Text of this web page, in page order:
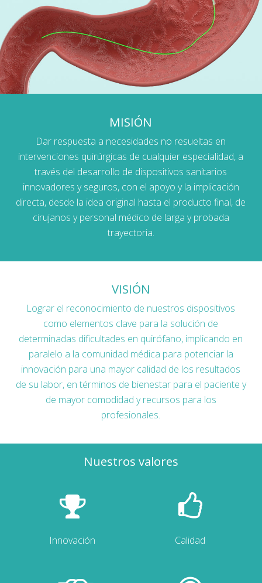
MISIÓN
Dar respuesta a necesidades no resueltas en
intervenciones quirúrgicas de cualquier especialidad, a
través del desarrollo de dispositivos sanitarios
innovadores y seguros, con el apoyo y la implicación
directa, desde la idea original hasta el producto final, de
cirujanos y personal médico de larga y probada
trayectoria.
VISIÓN
Lograr el reconocimiento de nuestros dispositivos
como elementos clave para la solución de
determinadas dificultades en quirófano, implicando en
paralelo a la comunidad médica para potenciar la
innovación para una mayor calidad de los resultados
de su labor, en términos de bienestar para el paciente y
de mayor comodidad y recursos para los
profesionales.
Nuestros valores
Innovación Calidad